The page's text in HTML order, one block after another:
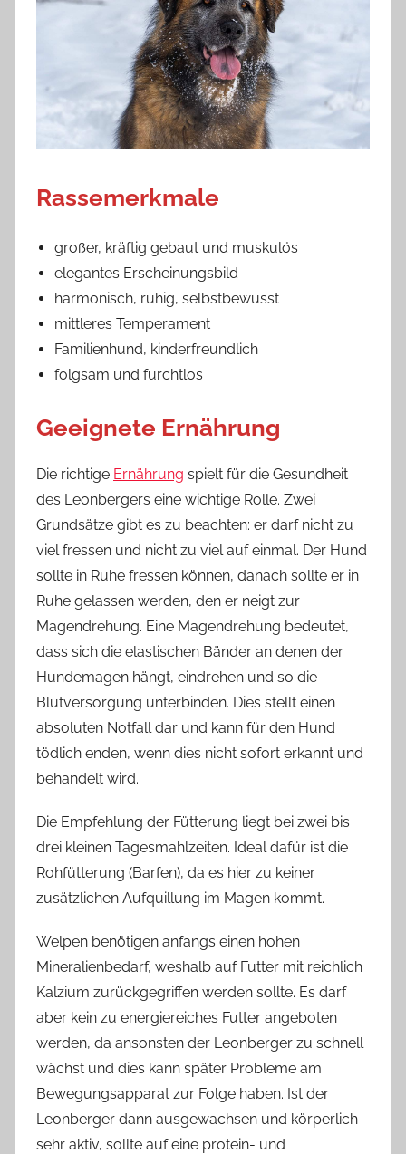
Rassemerkmale
großer, kräftig gebaut und muskulös
elegantes Erscheinungsbild
harmonisch, ruhig, selbstbewusst
mittleres Temperament
Familienhund, kinderfreundlich
folgsam und furchtlos
Geeignete Ernährung
Die richtige Ernährung spielt für die Gesundheit
des Leonbergers eine wichtige Rolle. Zwei
Grundsätze gibt es zu beachten: er darf nicht zu
viel fressen und nicht zu viel auf einmal. Der Hund
sollte in Ruhe fressen können, danach sollte er in
Ruhe gelassen werden, den er neigt zur
Magendrehung. Eine Magendrehung bedeutet,
dass sich die elastischen Bänder an denen der
Hundemagen hängt, eindrehen und so die
Blutversorgung unterbinden. Dies stellt einen
absoluten Notfall dar und kann für den Hund
tödlich enden, wenn dies nicht sofort erkannt und
behandelt wird.
Die Empfehlung der Fütterung liegt bei zwei bis
drei kleinen Tagesmahlzeiten. Ideal dafür ist die
Rohfütterung (Barfen), da es hier zu keiner
zusätzlichen Aufquillung im Magen kommt.
Welpen benötigen anfangs einen hohen
Mineralienbedarf, weshalb auf Futter mit reichlich
Kalzium zurückgegriffen werden sollte. Es darf
aber kein zu energiereiches Futter angeboten
werden, da ansonsten der Leonberger zu schnell
wächst und dies kann später Probleme am
Bewegungsapparat zur Folge haben. Ist der
Leonberger dann ausgewachsen und körperlich
sehr aktiv, sollte auf eine protein- und